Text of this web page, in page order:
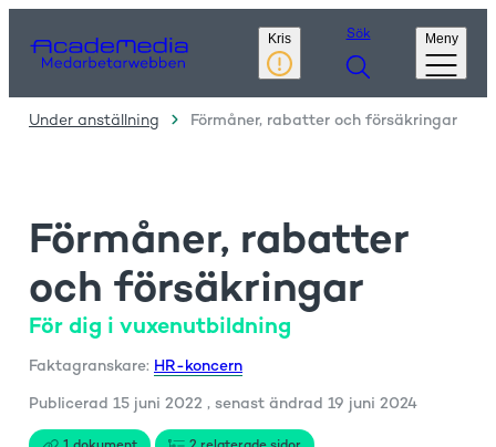
Kris Sök Meny
Under anställning Förmåner, rabatter och försäkringar
Förmåner, rabatter
och försäkringar
För dig i vuxenutbildning
Faktagranskare: HR-koncern
Publicerad 15 juni 2022 , senast ändrad 19 juni 2024